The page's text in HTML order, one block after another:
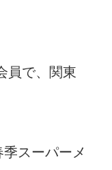
員で、関東
スーパーメ